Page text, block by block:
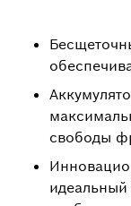
свободы